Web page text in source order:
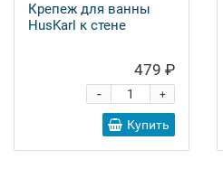
Крепеж для ванны
HusKarl к стене
479 ₽
+
-
Купить